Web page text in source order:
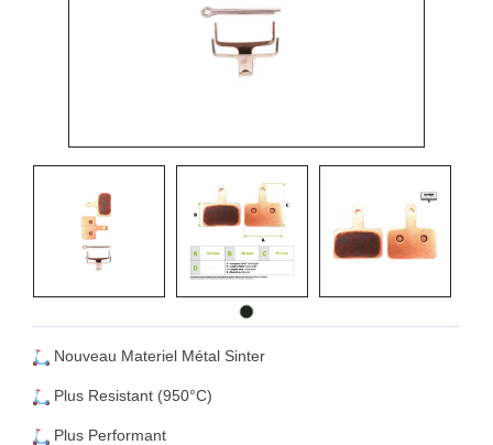
Nouveau Materiel Métal Sinter
Plus Resistant (950°C)
Plus Performant